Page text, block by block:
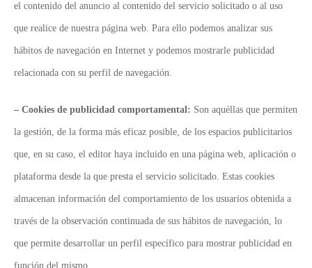
el contenido del anuncio al contenido del servicio solicitado o al uso
que realice de nuestra página web. Para ello podemos analizar sus
hábitos de navegación en Internet y podemos mostrarle publicidad
relacionada con su perfil de navegación.
– Cookies de publicidad comportamental: Son aquéllas que permiten
la gestión, de la forma más eficaz posible, de los espacios publicitarios
que, en su caso, el editor haya incluido en una página web, aplicación o
plataforma desde la que presta el servicio solicitado. Estas cookies
almacenan información del comportamiento de los usuarios obtenida a
través de la observación continuada de sus hábitos de navegación, lo
que permite desarrollar un perfil específico para mostrar publicidad en
función del mismo.